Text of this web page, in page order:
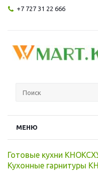
+7 727 31 22 666
МЕНЮ
Готовые кухни
Кухонные гарнитуры